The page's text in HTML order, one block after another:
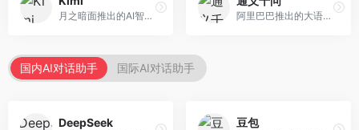
月之暗面推出的AI智能助手，核心优势在于超长文本处理能力，支持20万字以上文档分析。面向学术研究者、职场人士和内容创作者，提供文档解读、PPT生成、联网搜索等综合服务。 阿里巴巴推出的大语言模型平台，提供对话问答、文档处理、图像理解、代码编写等全方位AI服务。面向企业用户和个人开发者，集成阿里云生态，支持多模态交互，企业级安全保障。
国内AI对话助手 国际AI对话助手
DeepSeek 豆包